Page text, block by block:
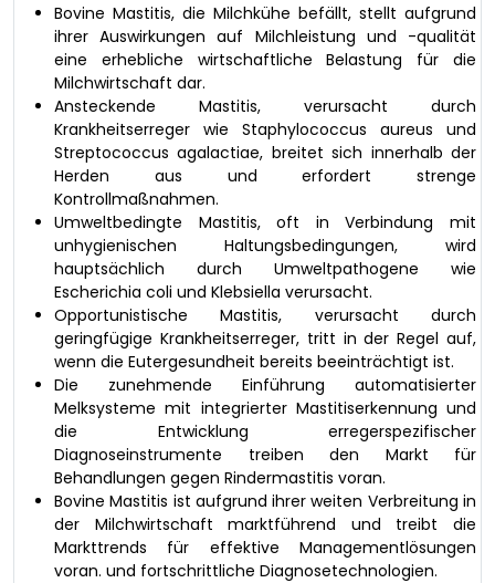
Bovine Mastitis, die Milchkühe befällt, stellt aufgrund
ihrer Auswirkungen auf Milchleistung und -qualität
eine erhebliche wirtschaftliche Belastung für die
Milchwirtschaft dar.
Ansteckende Mastitis, verursacht durch
Krankheitserreger wie Staphylococcus aureus und
Streptococcus agalactiae, breitet sich innerhalb der
Herden aus und erfordert strenge
Kontrollmaßnahmen.
Umweltbedingte Mastitis, oft in Verbindung mit
unhygienischen Haltungsbedingungen, wird
hauptsächlich durch Umweltpathogene wie
Escherichia coli und Klebsiella verursacht.
Opportunistische Mastitis, verursacht durch
geringfügige Krankheitserreger, tritt in der Regel auf,
wenn die Eutergesundheit bereits beeinträchtigt ist.
Die zunehmende Einführung automatisierter
Melksysteme mit integrierter Mastitiserkennung und
die Entwicklung erregerspezifischer
Diagnoseinstrumente treiben den Markt für
Behandlungen gegen Rindermastitis voran.
Bovine Mastitis ist aufgrund ihrer weiten Verbreitung in
der Milchwirtschaft marktführend und treibt die
Markttrends für effektive Managementlösungen
voran. und fortschrittliche Diagnosetechnologien.